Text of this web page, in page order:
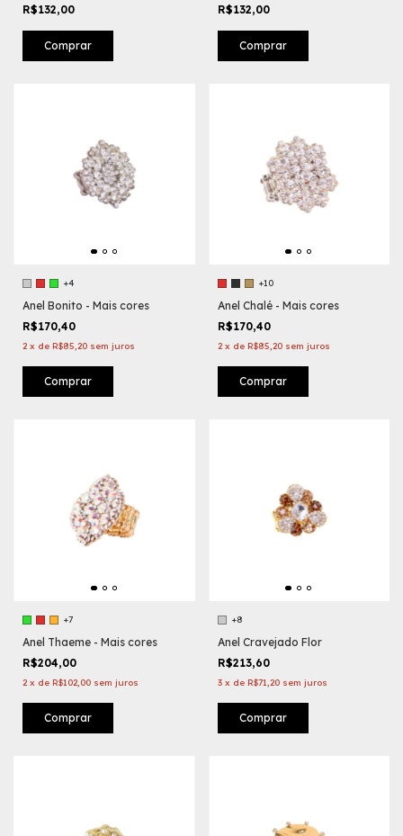
R$132,00
Comprar
R$132,00
Comprar
+4
Anel Bonito - Mais cores
R$170,40
2 x de R$85,20 sem juros
Comprar
+10
Anel Chalé - Mais cores
R$170,40
2 x de R$85,20 sem juros
Comprar
+7
Anel Thaeme - Mais cores
R$204,00
2 x de R$102,00 sem juros
Comprar
+8
Anel Cravejado Flor
R$213,60
3 x de R$71,20 sem juros
Comprar